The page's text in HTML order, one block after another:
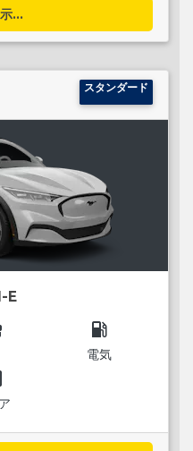
...
スタンダード
E
local_gas_station
電気